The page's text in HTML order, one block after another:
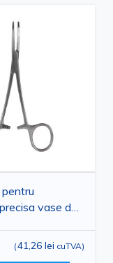
vase de
cm
(41,26 lei cuTVA)